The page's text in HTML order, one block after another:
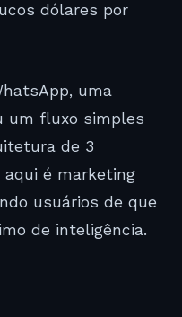
dólares por
uma
um fluxo simples
de 3
aqui é marketing
usuários de que
de inteligência.